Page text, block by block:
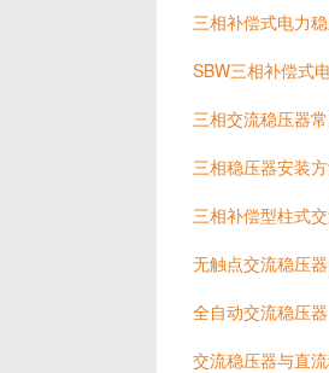
三相补偿式电力
SBW三相补偿式
三相交流稳压器
三相稳压器安装
三相补偿型柱式
无触点交流稳压
全自动交流稳压
交流稳压器与直